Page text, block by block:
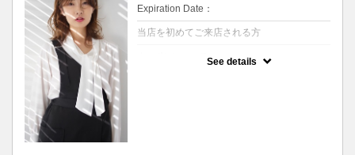
Expiration Date：
当店を初めてご来店される方
See details